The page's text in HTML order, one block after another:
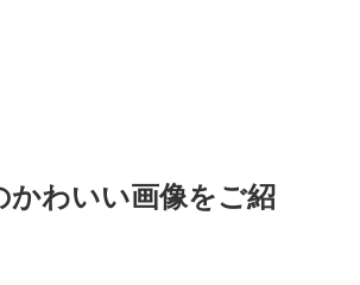
かわいい画像をご紹